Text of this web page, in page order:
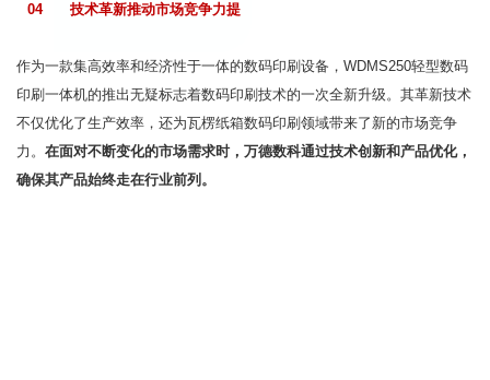
04
技术革新推动市场竞争力提
作为一款集高效率和经济性于一体的数码印刷设备，WDMS250轻型数码
印刷一体机的推出无疑标志着数码印刷技术的一次全新升级。其革新技术
不仅优化了生产效率，还为瓦楞纸箱数码印刷领域带来了新的市场竞争
力。 在面对不断变化的市场需求时，万德数科通过技术创新和产品优化，
确保其产品始终走在行业前列。